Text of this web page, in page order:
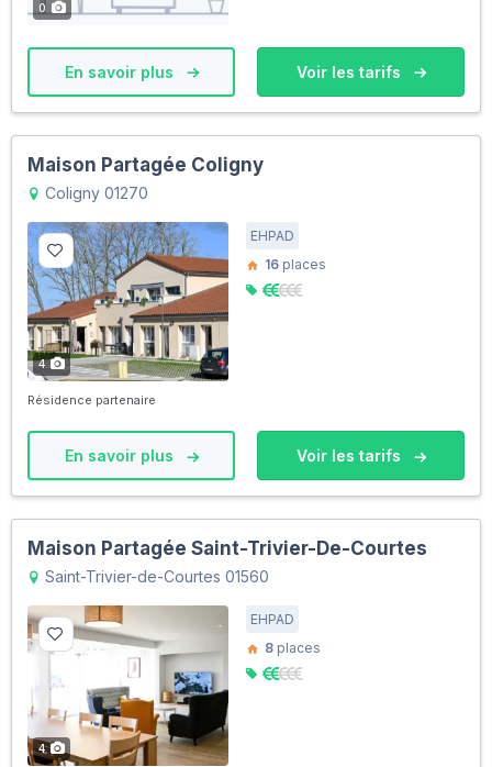
0
En savoir plus Voir les tarifs
Maison Partagée Coligny
Coligny 01270
4
EHPAD
16 places
Résidence partenaire
En savoir plus Voir les tarifs
Maison Partagée Saint-Trivier-De-Courtes
Saint-Trivier-de-Courtes 01560
4
EHPAD
8 places